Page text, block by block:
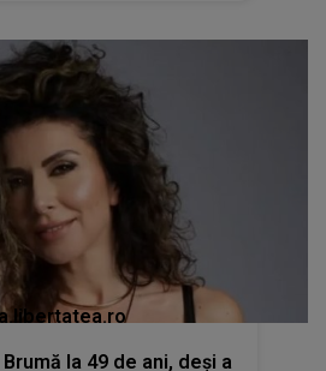
la 49 de ani, deși a